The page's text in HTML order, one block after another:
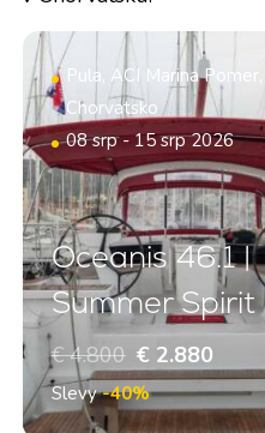
Pula, ACI Marina Pomer,
Chorvatsko
08 srp - 15 srp 2026
Oceanis 46.1 |
Summer Spirit
€ 4.800 € 2.880
Slevy-40%